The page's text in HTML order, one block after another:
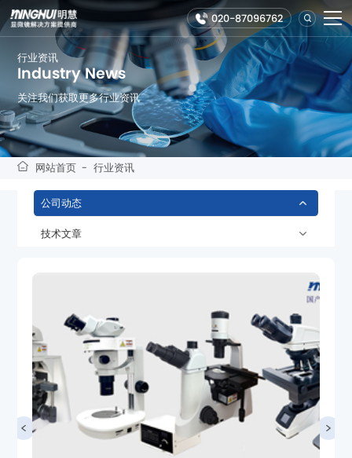
020-87096762
行业资讯
Industry News
关注我们获取更多行业资讯
网站首页 - 行业资讯
公司动态
技术文章